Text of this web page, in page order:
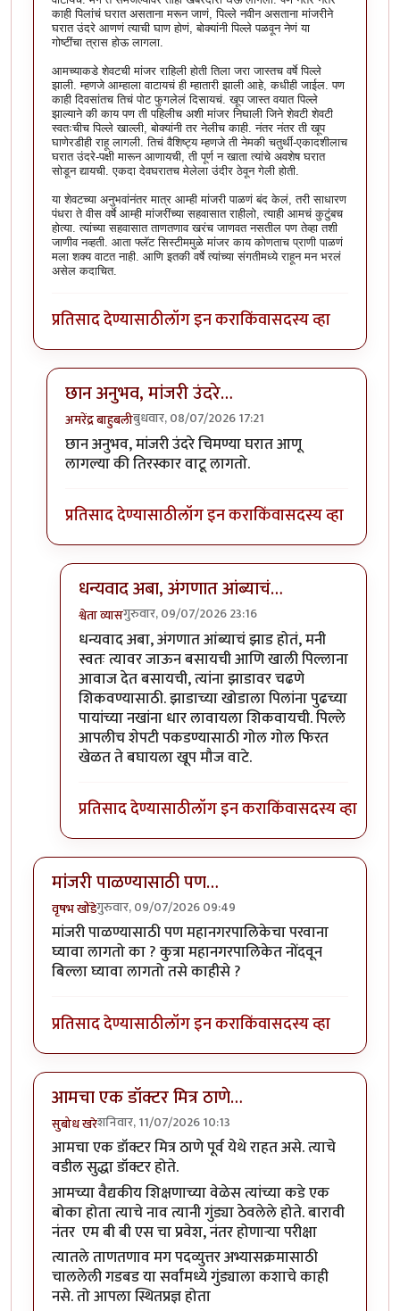
काही पिलांचं घरात असताना मरून जाणं, पिल्ले नवीन असताना मांजरीने
घरात उंदरे आणणं त्याची घाण होणं, बोक्यांनी पिल्ले पळवून नेणं या
गोष्टींचा त्रास होऊ लागला.
आमच्याकडे शेवटची मांजर राहिली होती तिला जरा जास्तच वर्षे पिल्ले
झाली. म्हणजे आम्हाला वाटायचं ही म्हातारी झाली आहे, कधीही जाईल. पण
काही दिवसांतच तिचं पोट फुगलेलं दिसायचं. खूप जास्त वयात पिल्ले
झाल्याने की काय पण ती पहिलीच अशी मांजर निघाली जिने शेवटी शेवटी
स्वतःचीच पिल्ले खाल्ली, बोक्यांनी तर नेलीच काही. नंतर नंतर ती खूप
घाणेरडीही राहू लागली. तिचं वैशिष्ट्य म्हणजे ती नेमकी चतुर्थी-एकादशीलाच
घरात उंदरे-पक्षी मारून आणायची, ती पूर्ण न खाता त्यांचे अवशेष घरात
सोडून द्यायची. एकदा देवघरातच मेलेला उंदीर ठेवून गेली होती.
या शेवटच्या अनुभवांनंतर मात्र आम्ही मांजरी पाळणं बंद केलं, तरी साधारण
पंधरा ते वीस वर्षे आम्ही मांजरींच्या सहवासात राहीलो, त्याही आमचं कुटुंबच
होत्या. त्यांच्या सहवासात ताणतणाव खरंच जाणवत नसतील पण तेव्हा तशी
जाणीव नव्हती. आता फ्लॅट सिस्टीममुळे मांजर काय कोणताच प्राणी पाळणं
मला शक्य वाटत नाही. आणि इतकी वर्षे त्यांच्या संगतीमध्ये राहून मन भरलं
असेल कदाचित.
प्रतिसाद देण्यासाठीलॉग इन कराकिंवासदस्य व्हा
छान अनुभव, मांजरी उंदरे…
अमरेंद्र बाहुबलीबुधवार, 08/07/2026 17:21
In reply to मी खूप लहान असताना बाबांनी…
छान अनुभव, मांजरी उंदरे चिमण्या घरात आणू
लागल्या की तिरस्कार वाटू लागतो.
प्रतिसाद देण्यासाठीलॉग इन कराकिंवासदस्य व्हा
धन्यवाद अबा, अंगणात आंब्याचं…
श्वेता व्यासगुरुवार, 09/07/2026 23:16
In reply toछान अनुभव, मांजरी उंदरे…byअमरेंद्र बाहुबली
धन्यवाद अबा, अंगणात आंब्याचं झाड होतं, मनी
स्वतः त्यावर जाऊन बसायची आणि खाली पिल्लाना
आवाज देत बसायची, त्यांना झाडावर चढणे
शिकवण्यासाठी. झाडाच्या खोडाला पिलांना पुढच्या
पायांच्या नखांना धार लावायला शिकवायची. पिल्ले
आपलीच शेपटी पकडण्यासाठी गोल गोल फिरत
खेळत ते बघायला खूप मौज वाटे.
प्रतिसाद देण्यासाठीलॉग इन कराकिंवासदस्य व्हा
मांजरी पाळण्यासाठी पण…
वृषभ खोंडेगुरुवार, 09/07/2026 09:49
मांजरी पाळण्यासाठी पण महानगरपालिकेचा परवाना
घ्यावा लागतो का ? कुत्रा महानगरपालिकेत नोंदवून
बिल्ला घ्यावा लागतो तसे काहीसे ?
प्रतिसाद देण्यासाठीलॉग इन कराकिंवासदस्य व्हा
आमचा एक डॉक्टर मित्र ठाणे…
सुबोध खरेशनिवार, 11/07/2026 10:13
आमचा एक डॉक्टर मित्र ठाणे पूर्व येथे राहत असे. त्याचे
वडील सुद्धा डॉक्टर होते.
आमच्या वैद्यकीय शिक्षणाच्या वेळेस त्यांच्या कडे एक
बोका होता त्याचे नाव त्यानी गुंड्या ठेवलेले होते. बारावी
नंतर एम बी बी एस चा प्रवेश, नंतर होणाऱ्या परीक्षा
त्यातले ताणतणाव मग पदव्युत्तर अभ्यासक्रमासाठी
चाललेली गडबड या सर्वांमध्ये गुंड्याला कशाचे काही
नसे. तो आपला स्थितप्रज्ञ होता